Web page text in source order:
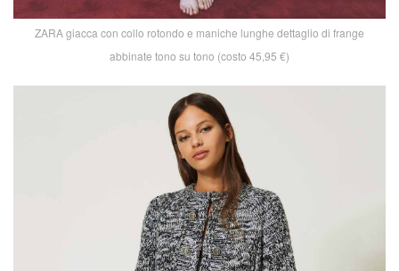
ZARA giacca con collo rotondo e maniche lunghe dettaglio di frange
abbinate tono su tono (costo 45,95 €)